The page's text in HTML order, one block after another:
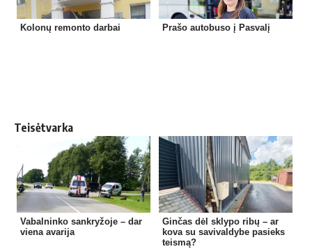
Kolonų remonto darbai Prašo autobuso į Pasvalį
Teisėtvarka
Vabalninko sankryžoje – dar
viena avarija
Ginčas dėl sklypo ribų – ar
kova su savivaldybe pasieks
teismą?